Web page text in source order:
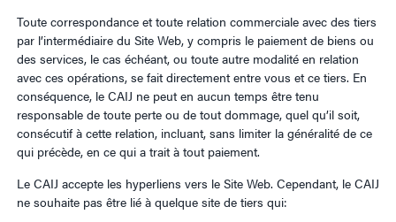
Toute correspondance et toute relation commerciale avec des tiers
par l’intermédiaire du Site Web, y compris le paiement de biens ou
des services, le cas échéant, ou toute autre modalité en relation
avec ces opérations, se fait directement entre vous et ce tiers. En
conséquence, le CAIJ ne peut en aucun temps être tenu
responsable de toute perte ou de tout dommage, quel qu’il soit,
consécutif à cette relation, incluant, sans limiter la généralité de ce
qui précède, en ce qui a trait à tout paiement.
Le CAIJ accepte les hyperliens vers le Site Web. Cependant, le CAIJ
ne souhaite pas être lié à quelque site de tiers qui: